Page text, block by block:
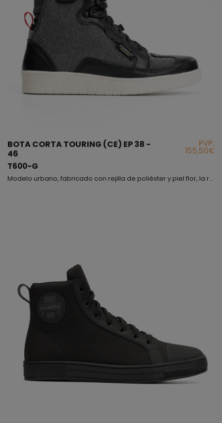
BOTA CORTA TOURING (CE) EP 38 -
46
T600-G
PVP:
155,50€
Modelo urbano, fabricado con rejilla de poliéster y piel flor, la rejilla gris convierte este producto en un modelo actual, sencillo y extremadamente cómodo dado a su flexibilidad, podrás combinarlo con tu ropa de diario, sport, etc., te recomendamos que te lo pruebes, esto es fundamental para que puedas ver cómo queda y lo confortable que resulta. Nos gustaría que supieras que el forro interior lleva incorporada una membrana waterproof, también en el interior encontra...